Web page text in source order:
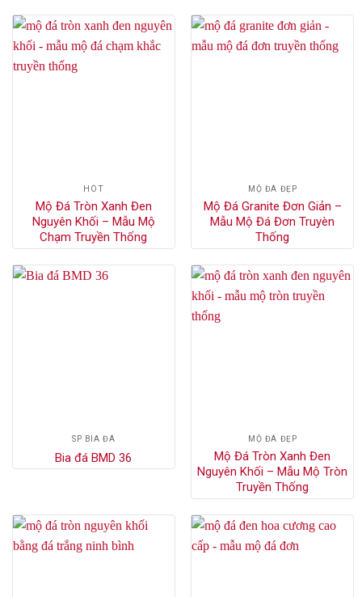
HÓT
Mộ Đá Tròn Xanh Đen
Nguyên Khối – Mẫu Mộ
Chạm Truyền Thống
MỘ ĐÁ ĐẸP
Mộ Đá Granite Đơn Giản –
Mẫu Mộ Đá Đơn Truyèn
Thống
SP BIA ĐÁ
Bia đá BMD 36
MỘ ĐÁ ĐẸP
Mộ Đá Tròn Xanh Đen
Nguyên Khối – Mẫu Mộ Tròn
Truyền Thống